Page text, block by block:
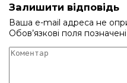
Залишити відповідь
Ваша e-mail адреса не
Обов’язкові поля позначені